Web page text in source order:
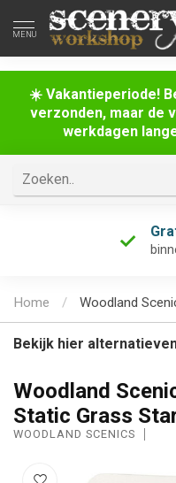
☀️ Vakantieperiode!
verzonden, maar de
werkdagen
MENU
Home / Woodland
Bekijk hier
Woodland
Static Grass
WOODLAND SCENICS